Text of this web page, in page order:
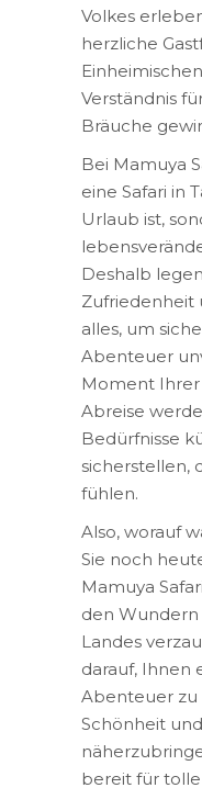
Volkes
herzliche
Verständnis
Bräuche
Bei Mamuya
eine Safari in
Urlaub ist,
Deshalb
Zufriedenheit
alles, um
Abenteuer
Moment
Abreise
Bedürfnisse
sicherstellen,
fühlen.
Also, worauf
Sie noch
Mamuya
den Wundern
Landes
darauf, Ihnen
Abenteuer
Schönheit
bereit für